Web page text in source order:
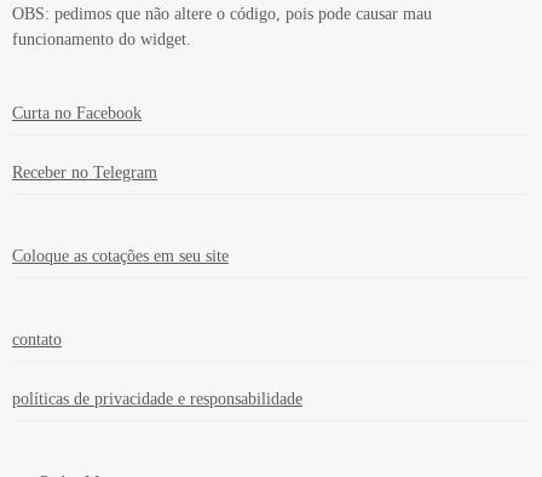
OBS: pedimos que não altere o código, pois pode causar mau
funcionamento do widget.
Curta no Facebook
Receber no Telegram
Coloque as cotações em seu site
contato
políticas de privacidade e responsabilidade